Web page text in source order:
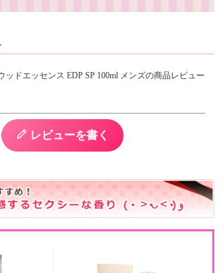
ッドエッセンス EDP SP 100ml メンズの商品レビュー
レビューを書く